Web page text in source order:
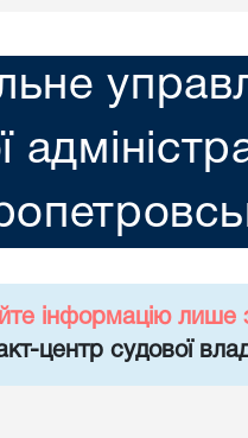
інформацію лише
центр судової